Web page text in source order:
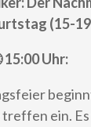
(15-
15:00 Uhr:
treffen ein.